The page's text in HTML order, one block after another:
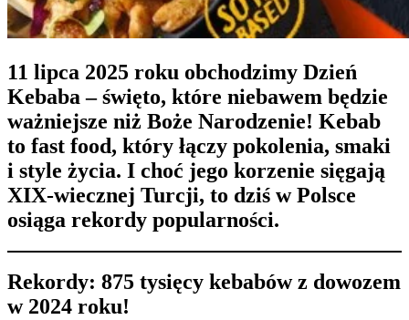
11 lipca 2025 roku obchodzimy Dzień
Kebaba – święto, które niebawem będzie
ważniejsze niż Boże Narodzenie! Kebab
to fast food, który łączy pokolenia, smaki
i style życia. I choć jego korzenie sięgają
XIX-wiecznej Turcji, to dziś w Polsce
osiąga rekordy popularności.
Rekordy: 875 tysięcy kebabów z dowozem
w 2024 roku!